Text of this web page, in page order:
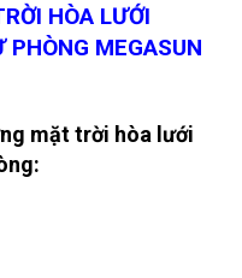
HÒA LƯỚI
MEGASUN
mặt trời hòa lưới